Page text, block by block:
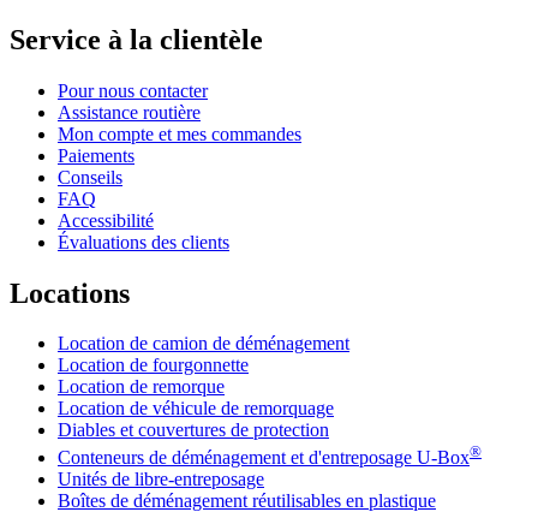
Service à la clientèle
Pour nous contacter
Assistance routière
Mon compte et mes commandes
Paiements
Conseils
FAQ
Accessibilité
Évaluations des clients
Locations
Location de camion de déménagement
Location de fourgonnette
Location de remorque
Location de véhicule de remorquage
Diables et couvertures de protection
Conteneurs de déménagement et d'entreposage U-Box®
Unités de libre-entreposage
Boîtes de déménagement réutilisables en plastique